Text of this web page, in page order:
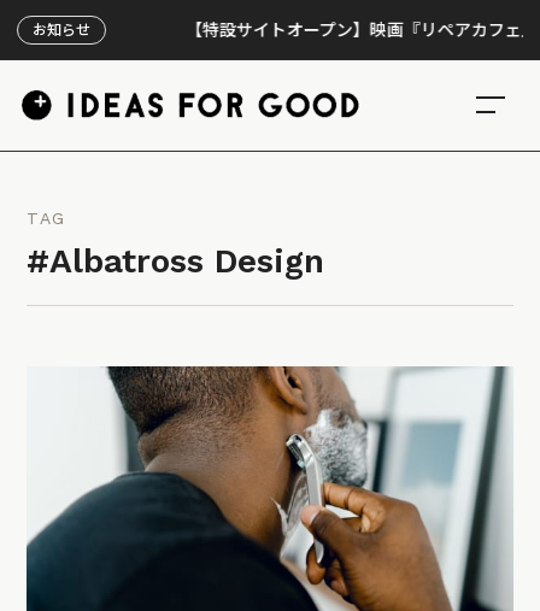
お知らせ 【特設サイトオープン】映画『リペアカフェ』、上
TAG
#Albatross Design